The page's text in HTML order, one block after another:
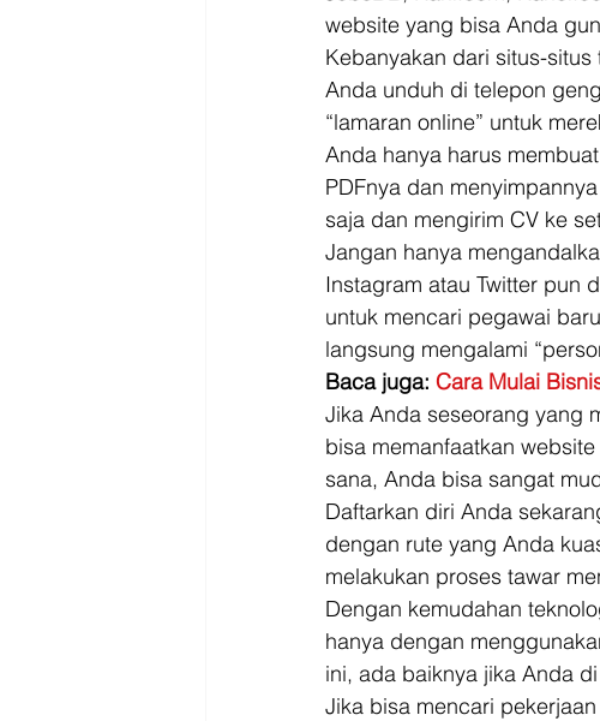
website yang bisa Anda
Kebanyakan dari situs-
Anda unduh di telepon
“lamaran online” untuk
Anda hanya harus
PDFnya dan
saja dan mengirim CV ke
Jangan hanya
Instagram atau Twitter pun
untuk mencari pegawai
langsung mengalami
Baca juga: Cara Mulai
Jika Anda seseorang yang
bisa memanfaatkan
sana, Anda bisa sangat
Daftarkan diri Anda
dengan rute yang Anda
melakukan proses tawar
Dengan kemudahan
hanya dengan
ini, ada baiknya jika Anda
Jika bisa mencari